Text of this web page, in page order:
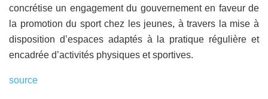
concrétise un engagement du gouvernement en faveur de
la promotion du sport chez les jeunes, à travers la mise à
disposition d’espaces adaptés à la pratique régulière et
encadrée d’activités physiques et sportives.
source